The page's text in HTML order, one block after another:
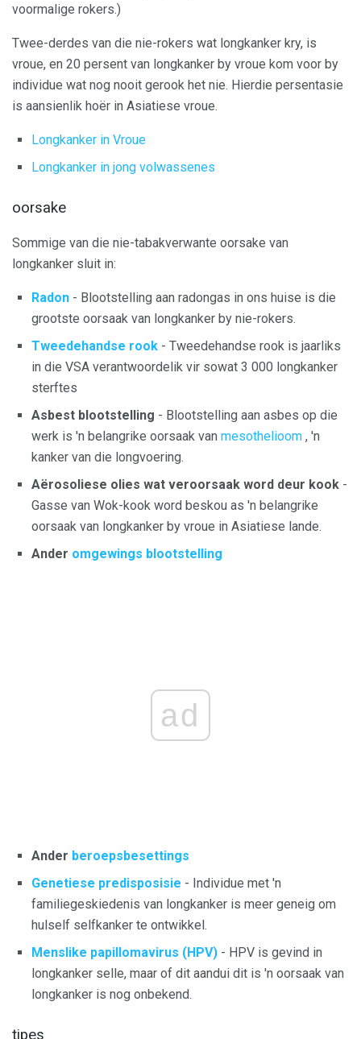
voormalige rokers.)
Twee-derdes van die nie-rokers wat longkanker kry, is
vroue, en 20 persent van longkanker by vroue kom voor by
individue wat nog nooit gerook het nie. Hierdie persentasie
is aansienlik hoër in Asiatiese vroue.
Longkanker in Vroue
Longkanker in jong volwassenes
oorsake
Sommige van die nie-tabakverwante oorsake van
longkanker sluit in:
Radon - Blootstelling aan radongas in ons huise is die
grootste oorsaak van longkanker by nie-rokers.
Tweedehandse rook - Tweedehandse rook is jaarliks ​​
in die VSA verantwoordelik vir sowat 3 000 longkanker
sterftes
Asbest blootstelling - Blootstelling aan asbes op die
werk is 'n belangrike oorsaak van mesothelioom , 'n
kanker van die longvoering.
Aërosoliese olies wat veroorsaak word deur kook -
Gasse van Wok-kook word beskou as 'n belangrike
oorsaak van longkanker by vroue in Asiatiese lande.
Ander omgewings blootstelling
ad
Ander beroepsbesettings
Genetiese predisposisie - Individue met 'n
familiegeskiedenis van longkanker is meer geneig om
hulself selfkanker te ontwikkel.
Menslike papillomavirus (HPV) - HPV is gevind in
longkanker selle, maar of dit aandui dit is 'n oorsaak van
longkanker is nog onbekend.
tipes